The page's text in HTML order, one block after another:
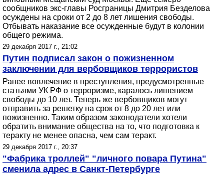
сообщников экс-главы Росграницы Дмитрия Безделова
осуждены на сроки от 2 до 8 лет лишения свободы.
Отбывать наказание все осужденные будут в колонии
общего режима.
29 декабря 2017 г., 21:02
Путин подписал закон о пожизненном
заключении для вербовщиков террористов
Ранее вовлечение в преступления, предусмотренные
статьями УК РФ о терроризме, каралось лишением
свободы до 10 лет. Теперь же вербовщиков могут
отправить за решетку на срок от 8 до 20 лет или
пожизненно. Таким образом законодатели хотели
обратить внимание общества на то, что подготовка к
теракту не менее опасна, чем сам теракт.
29 декабря 2017 г., 20:37
"Фабрика троллей" "личного повара Путина"
сменила адрес в Санкт-Петербурге